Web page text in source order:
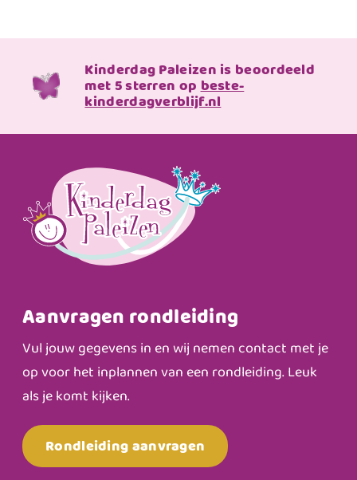
Kinderdag Paleizen is beoordeeld
met 5 sterren opbeste-
kinderdagverblijf.nl
Aanvragen rondleiding
Vul jouw gegevens in en wij nemen contact met je
op voor het inplannen van een rondleiding. Leuk
als je komt kijken.
Rondleiding aanvragen